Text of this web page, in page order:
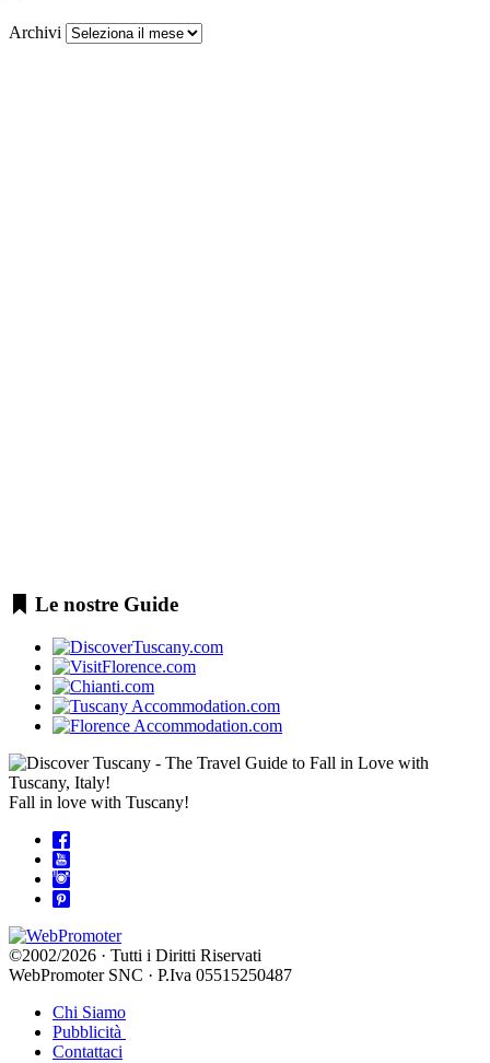
Archivi
Le nostre Guide
Fall in love with Tuscany!
©2002/2026 · Tutti i Diritti Riservati
WebPromoter SNC · P.Iva 05515250487
Chi Siamo
Pubblicità
Contattaci